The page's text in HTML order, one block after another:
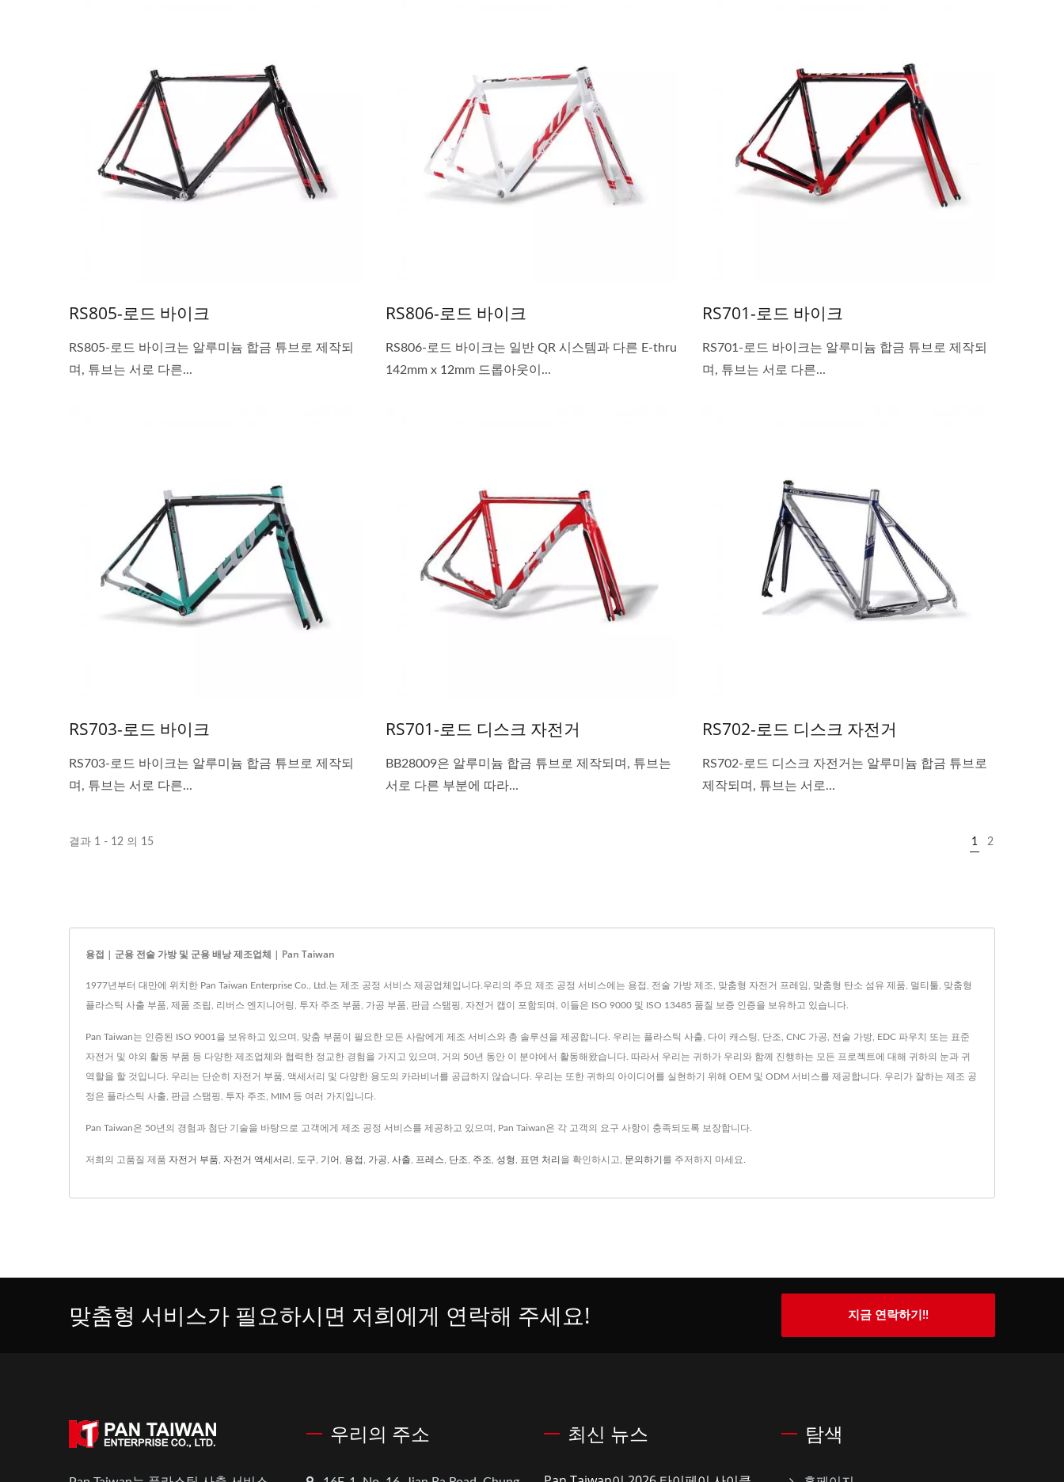
RS805-로드 바이크
RS805-로드 바이크는 알루미늄 합금 튜브로 제작되
며, 튜브는 서로 다른...
RS806-로드 바이크
RS806-로드 바이크는 일반 QR 시스템과 다른 E-thru
142mm x 12mm 드롭아웃이...
RS701-로드 바이크
RS701-로드 바이크는 알루미늄 합금 튜브로 제작되
며, 튜브는 서로 다른...
RS703-로드 바이크
RS703-로드 바이크는 알루미늄 합금 튜브로 제작되
며, 튜브는 서로 다른...
RS701-로드 디스크 자전거
BB28009은 알루미늄 합금 튜브로 제작되며, 튜브는
서로 다른 부분에 따라...
RS702-로드 디스크 자전거
RS702-로드 디스크 자전거는 알루미늄 합금 튜브로
제작되며, 튜브는 서로...
결과 1 - 12 의 15 1 2
용접 | 군용 전술 가방 및 군용 배낭 제조업체 | Pan Taiwan
1977년부터 대만에 위치한 Pan Taiwan Enterprise Co., Ltd.는 제조 공정 서비스 제공업체입니다.우리의 주요 제조 공정 서비스에는 용접, 전술 가방 제조, 맞춤형 자전거 프레임, 맞춤형 탄소 섬유 제품, 멀티툴, 맞춤형
플라스틱 사출 부품, 제품 조립, 리버스 엔지니어링, 투자 주조 부품, 가공 부품, 판금 스탬핑, 자전거 캡이 포함되며, 이들은 ISO 9000 및 ISO 13485 품질 보증 인증을 보유하고 있습니다.
Pan Taiwan는 인증된 ISO 9001을 보유하고 있으며, 맞춤 부품이 필요한 모든 사람에게 제조 서비스와 총 솔루션을 제공합니다. 우리는 플라스틱 사출, 다이 캐스팅, 단조, CNC 가공, 전술 가방, EDC 파우치 또는 표준
자전거 및 야외 활동 부품 등 다양한 제조업체와 협력한 정교한 경험을 가지고 있으며, 거의 50년 동안 이 분야에서 활동해왔습니다. 따라서 우리는 귀하가 우리와 함께 진행하는 모든 프로젝트에 대해 귀하의 눈과 귀
역할을 할 것입니다. 우리는 단순히 자전거 부품, 액세서리 및 다양한 용도의 카라비너를 공급하지 않습니다. 우리는 또한 귀하의 아이디어를 실현하기 위해 OEM 및 ODM 서비스를 제공합니다. 우리가 잘하는 제조 공
정은 플라스틱 사출, 판금 스탬핑, 투자 주조, MIM 등 여러 가지입니다.
Pan Taiwan은 50년의 경험과 첨단 기술을 바탕으로 고객에게 제조 공정 서비스를 제공하고 있으며, Pan Taiwan은 각 고객의 요구 사항이 충족되도록 보장합니다.
저희의 고품질 제품 자전거 부품 자전거 액세서리 도구 기어 용접 가공 사출 프레스 단조 주조 성형 표면 처리 을 확인하시고, 문의하기 를 주저하지 마세요.
맞춤형 서비스가 필요하시면 저희에게 연락해 주세요! 지금 연락하기!!
우리의 주소 최신 뉴스 탐색